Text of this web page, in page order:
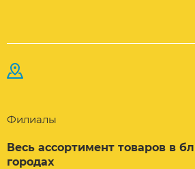
Филиалы
Весь ассортимент товаров в
городах